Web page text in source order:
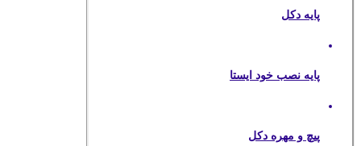
پایه دکل
پایه نصب خود ایستا
پیچ و مهره دکل